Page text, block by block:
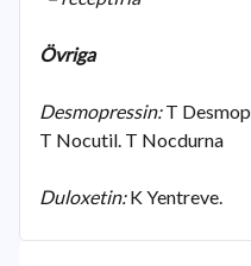
Övriga
Desmopressin:T
T Nocutil. T Nocdurna
Duloxetin:K Yentreve.